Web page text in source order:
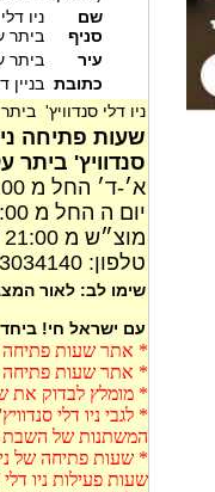
שם
סניף
ניו
ביתר
עיר
ביתר
כתובת בניין
ניו דלי סנדוויץ'
שעות פתיחה
סנדוויץ' ביתר
א׳-ד׳ החל מ 10:00 עד 23:00
יום ה החל מ 10:00 עד 00:00
מוצ״ש מ 21:00 עד 00:00
טלפון: 0773034140
שימו לב: לאור
עם ישראל חי!
* אתר שעות פתיחה
* אתר שעות פתיחה
* מומלץ לבדוק את
* לגבי ניו דלי
המשתנות של
* שעות פתיחה של
שעות פעילות ניו